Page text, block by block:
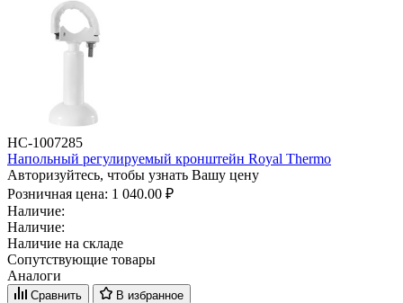
НС-1007285
Напольный регулируемый кронштейн Royal Thermo
Авторизуйтесь, чтобы узнать Вашу цену
Розничная цена: 1 040.00 ₽
Наличие:
Наличие:
Наличие на складе
Сопутствующие товары
Аналоги
Сравнить В избранное